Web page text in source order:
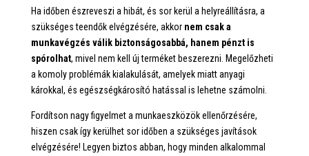
Ha időben észreveszi a hibát, és sor kerül a helyreállításra, a
szükséges teendők elvégzésére, akkor nem csak a
munkavégzés válik biztonságosabbá, hanem pénzt is
spórolhat, mivel nem kell új terméket beszerezni. Megelőzheti
a komoly problémák kialakulását, amelyek miatt anyagi
károkkal, és egészségkárosító hatással is lehetne számolni.
Fordítson nagy figyelmet a munkaeszközök ellenőrzésére,
hiszen csak így kerülhet sor időben a szükséges javítások
elvégzésére! Legyen biztos abban, hogy minden alkalommal